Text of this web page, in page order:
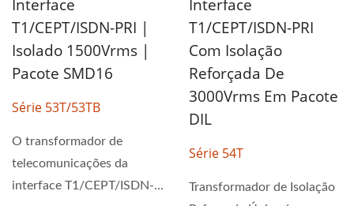
Interface
T1/CEPT/ISDN-PRI |
Isolado 1500Vrms |
Pacote SMD16
Série 53T/53TB
O transformador de
telecomunicações da
interface T1/CEPT/ISDN-
Interface
T1/CEPT/ISDN-PRI
Com Isolação
Reforçada De
3000Vrms Em Pacote
DIL
Série 54T
Transformador de Isolação